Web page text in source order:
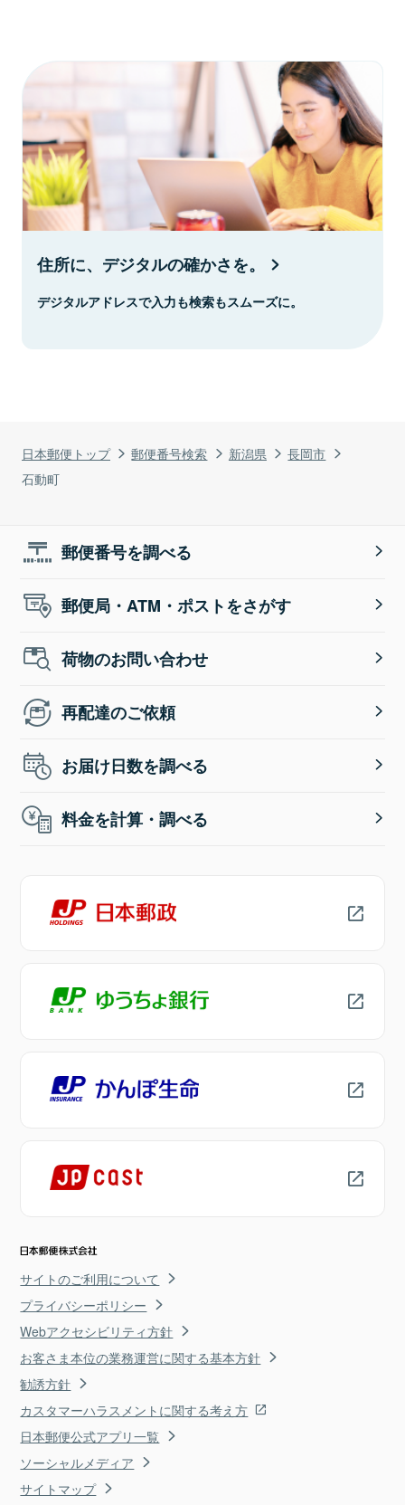
日本郵便トップ 郵便番号検索 新潟県
長岡市
石動町
住所に、デジタルの確かさを。
デジタルアドレスで入力も検索もスムーズに。
郵便番号を調べる
郵便局・ATM・ポストをさがす
荷物のお問い合わせ
再配達のご依頼
お届け日数を調べる
料金を計算・調べる
サイトのご利用について
プライバシーポリシー
Webアクセシビリティ方針
お客さま本位の業務運営に関する基本方針
勧誘方針
カスタマーハラスメントに関する考え方
日本郵便公式アプリ一覧
ソーシャルメディア
サイトマップ